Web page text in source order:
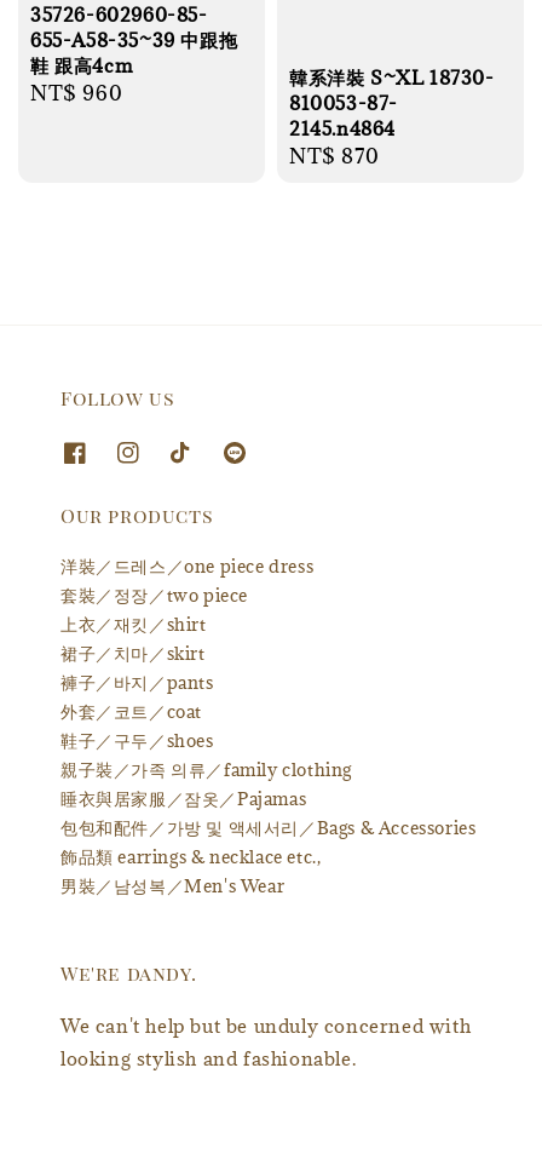
35726-602960-85-
655-A58-35~39 中跟拖
鞋 跟高4cm
Regular
NT$ 960
韓系洋裝 S~XL 18730-
810053-87-
2145.n4864
Regular
NT$ 870
Follow us
Our products
洋裝／드레스／one piece dress
套裝／정장／two piece
上衣／재킷／shirt
裙子／치마／skirt
褲子／바지／pants
外套／코트／coat
鞋子／구두／shoes
親子裝／가족 의류／family clothing
睡衣與居家服／잠옷／Pajamas
包包和配件／가방 및 액세서리／Bags & Accessories
飾品類 earrings & necklace etc.,
男裝／남성복／Men's Wear
We're dandy.
We can't help but be unduly concerned with
looking stylish and fashionable.